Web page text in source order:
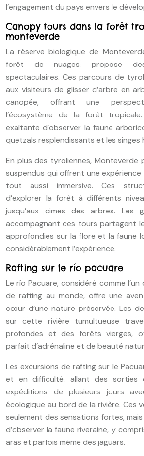
l’engagement du pays envers le
Canopy tours dans la forêt
monteverde
La réserve biologique de
forêt de nuages, propose
spectaculaires. Ces parcours de
aux visiteurs de glisser d’arbre en
canopée, offrant une
l’écosystème de la forêt
exaltante d’observer la faune
quetzals resplendissants et les singes
En plus des tyroliennes, Monteverde
suspendus qui offrent une expérience
tout aussi immersive. Ces
d’explorer la forêt à différents
jusqu’aux cimes des arbres. Les
accompagnant ces tours partagent
approfondies sur la flore et la faune
considérablement l’expérience.
Rafting sur le río pacuare
Le río Pacuare, considéré comme
de rafting au monde, offre une
cœur d’une nature préservée. Les
sur cette rivière tumultueuse
profondes et des forêts vierges,
parfait d’adrénaline et de beauté
Les excursions de rafting sur le
et en difficulté, allant des sorties
expéditions de plusieurs jours
écologique au bord de la rivière. Ces
seulement des sensations fortes,
d’observer la faune riveraine, y
aras et parfois même des jaguars.